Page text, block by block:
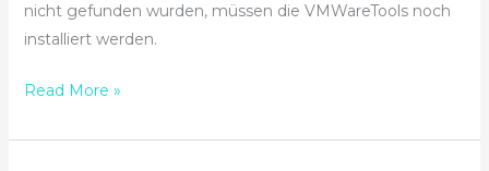
nicht gefunden wurden, müssen die VMWareTools noch
installiert werden.
Read More »